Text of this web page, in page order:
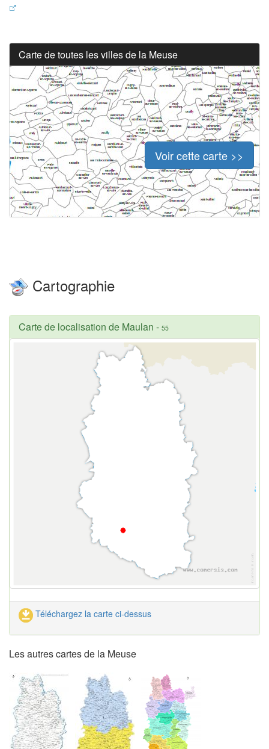
Carte de toutes les villes de la Meuse
Voir cette carte >>
Cartographie
Carte de localisation de Maulan - 55
Téléchargez la carte ci-dessus
Les autres cartes de la Meuse